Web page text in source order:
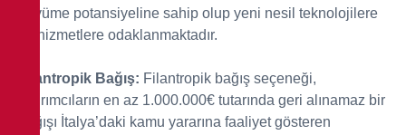
büyüme potansiyeline sahip olup yeni nesil teknolojilere
ve hizmetlere odaklanmaktadır.
Filantropik Bağış: Filantropik bağış seçeneği,
yatırımcıların en az 1.000.000€ tutarında geri alınamaz bir
bağışı İtalya’daki kamu yararına faaliyet gösteren